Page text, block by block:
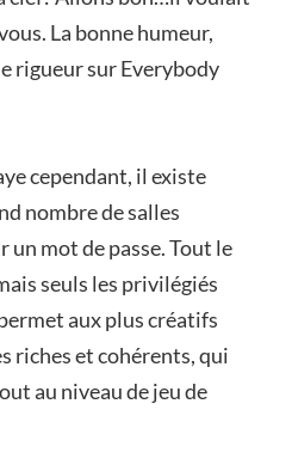
La bonne humeur,
rigueur sur Everybody
cependant, il existe
nombre de salles
un mot de passe. Tout le
seuls les privilégiés
aux plus créatifs
riches et cohérents, qui
au niveau de jeu de